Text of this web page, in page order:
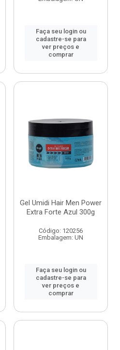
Faça seu login ou
cadastre-se para
ver preços e
comprar
Gel Umidi Hair Men Power
Extra Forte Azul 300g
Código: 120256
Embalagem: UN
Faça seu login ou
cadastre-se para
ver preços e
comprar